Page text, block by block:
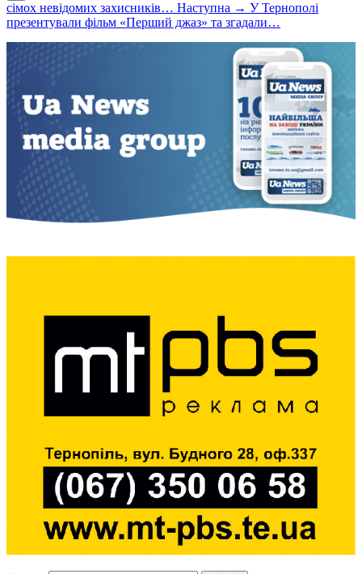
сімох невідомих захисників… Наступна → У Тернополі
презентували фільм «Перший джаз» та згадали…